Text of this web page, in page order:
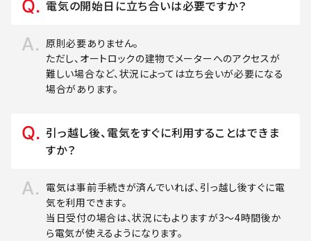
電気の開始日に立ち合いは必要ですか？
原則必要ありません。
ただし、オートロックの建物でメーターへのアクセスが
難しい場合など、状況によっては立ち会いが必要になる
場合があります。
引っ越し後、電気をすぐに利用することはできま
すか？
電気は事前手続きが済んでいれば、引っ越し後すぐに電
気を利用できます。
当日受付の場合は、状況にもよりますが3～4時間後か
ら電気が使えるようになります。